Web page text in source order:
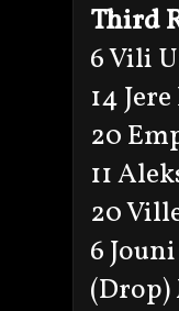
Third
6 Vili
14
20
11
20
6
(Drop)